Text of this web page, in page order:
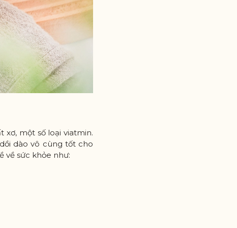
một số loại viatmin.
dào vô cùng tốt cho
về sức khỏe như: